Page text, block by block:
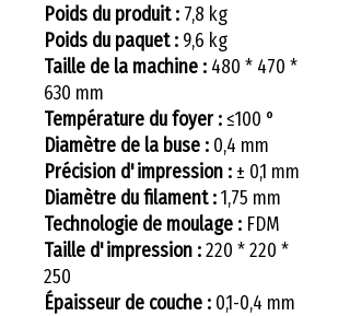
Poids du produit : 7,8 kg
Poids du paquet : 9,6 kg
Taille de la machine : 480 * 470 *
630 mm
Température du foyer :≤100 °
Diamètre de la buse : 0,4 mm
Précision d'impression : ± 0,1 mm
Diamètre du filament :1,75 mm
Technologie de moulage : FDM
Taille d'impression :220 * 220 *
250
Épaisseur de couche : 0,1-0,4 mm